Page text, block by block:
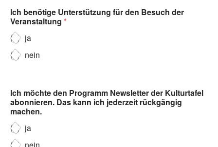
Ich benötige Unterstützung für den Besuch der
Veranstaltung *
ja
nein
Ich möchte den Programm Newsletter der Kulturtafel
abonnieren. Das kann ich jederzeit rückgängig
machen.
ja